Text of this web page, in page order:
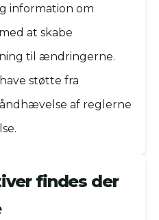
information om
at skabe
til ændringerne.
støtte fra
af reglerne
findes der